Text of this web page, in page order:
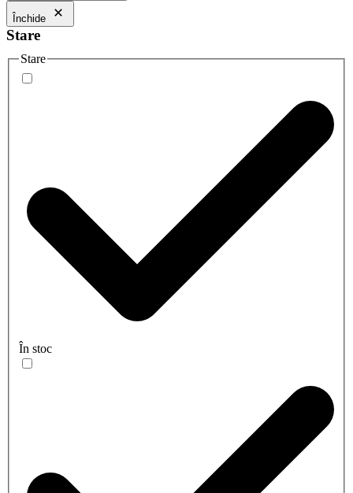
Închide
Stare
Stare
În stoc